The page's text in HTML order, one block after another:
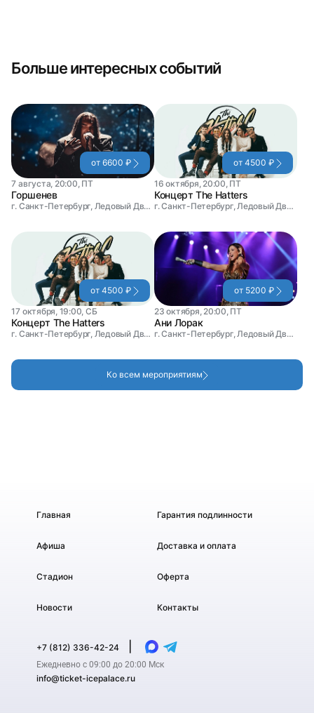
Больше интересных событий
от 6600 ₽
7 августа, 20:00, ПТ
Горшенев
г. Санкт-Петербург, Ледовый Дворец
от 4500 ₽
16 октября, 20:00, ПТ
Концерт The Hatters
г. Санкт-Петербург, Ледовый Дворец
от 4500 ₽
17 октября, 19:00, СБ
Концерт The Hatters
г. Санкт-Петербург, Ледовый Дворец
от 5200 ₽
23 октября, 20:00, ПТ
Ани Лорак
г. Санкт-Петербург, Ледовый Дворец
Ко всем мероприятиям
Главная
Афиша
Стадион
Новости
Гарантия подлинности
Доставка и оплата
Оферта
Контакты
+7 (812) 336-42-24
Ежедневно с 09:00 до 20:00 Мск
info@ticket-icepalace.ru